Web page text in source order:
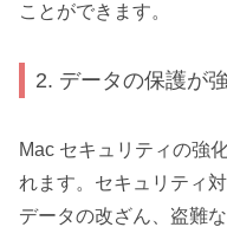
ことができます。
2. データの保護が
Mac セキュリティの強
れます。セキュリティ
データの改ざん、盗難